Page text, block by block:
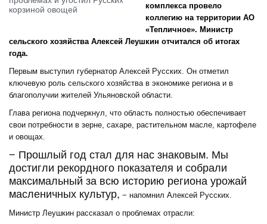
комплекса провело
коллегию на территории АО
«Тепличное». Министр
сельского хозяйства Алексей Леушкин отчитался об итогах
года.
Первым выступил губернатор Алексей Русских. Он отметил
ключевую роль сельского хозяйства в экономике региона и в
благополучии жителей Ульяновской области.
Глава региона подчеркнул, что область полностью обеспечивает
свои потребности в зерне, сахаре, растительном масле, картофеле
и овощах.
− Прошлый год стал для нас знаковым. Мы
достигли рекордного показателя и собрали
максимальный за всю историю региона урожай
масленичных культур, − напомнил Алексей Русских.
Министр Леушкин рассказал о проблемах отрасли: